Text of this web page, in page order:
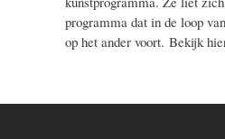
programma dat in de loop
op het ander voort. Bekijk